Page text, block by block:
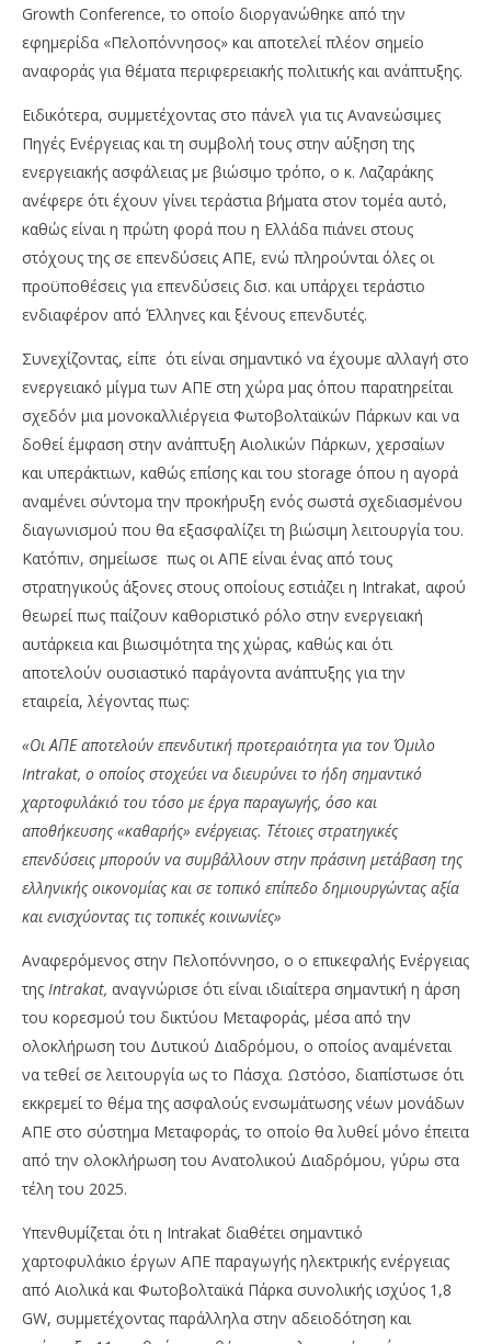
NOW VIEWING
Intrakat: Μοχλός ανάπτυξης για την περιφέρεια,
αποτελούν οι ΑΠΕ
19/03/2023
pressroom
Growth Conference, το οποίο διοργανώθηκε από την
εφημερίδα «Πελοπόννησος» και αποτελεί πλέον σημείο
αναφοράς για θέματα περιφερειακής πολιτικής και ανάπτυξης.
Ειδικότερα, συμμετέχοντας στο πάνελ για τις Ανανεώσιμες
Πηγές Ενέργειας και τη συμβολή τους στην αύξηση της
ενεργειακής ασφάλειας με βιώσιμο τρόπο, ο κ. Λαζαράκης
ανέφερε ότι έχουν γίνει τεράστια βήματα στον τομέα αυτό,
καθώς είναι η πρώτη φορά που η Ελλάδα πιάνει στους
στόχους της σε επενδύσεις ΑΠΕ, ενώ πληρούνται όλες οι
προϋποθέσεις για επενδύσεις δισ. και υπάρχει τεράστιο
ενδιαφέρον από Έλληνες και ξένους επενδυτές.
Συνεχίζοντας, είπε ότι είναι σημαντικό να έχουμε αλλαγή στο
ενεργειακό μίγμα των ΑΠΕ στη χώρα μας όπου παρατηρείται
σχεδόν μια μονοκαλλιέργεια Φωτοβολταϊκών Πάρκων και να
δοθεί έμφαση στην ανάπτυξη Αιολικών Πάρκων, χερσαίων
και υπεράκτιων, καθώς επίσης και του storage όπου η αγορά
αναμένει σύντομα την προκήρυξη ενός σωστά σχεδιασμένου
διαγωνισμού που θα εξασφαλίζει τη βιώσιμη λειτουργία του.
Κατόπιν, σημείωσε πως οι ΑΠΕ είναι ένας από τους
στρατηγικούς άξονες στους οποίους εστιάζει η Intrakat, αφού
θεωρεί πως παίζουν καθοριστικό ρόλο στην ενεργειακή
αυτάρκεια και βιωσιμότητα της χώρας, καθώς και ότι
αποτελούν ουσιαστικό παράγοντα ανάπτυξης για την
εταιρεία, λέγοντας πως:
«Οι ΑΠΕ αποτελούν επενδυτική προτεραιότητα για τον Όμιλο
Intrakat, ο οποίος στοχεύει να διευρύνει το ήδη σημαντικό
χαρτοφυλάκιό του τόσο με έργα παραγωγής, όσο και
αποθήκευσης «καθαρής» ενέργειας. Τέτοιες στρατηγικές
επενδύσεις μπορούν να συμβάλλουν στην πράσινη μετάβαση της
ελληνικής οικονομίας και σε τοπικό επίπεδο δημιουργώντας αξία
και ενισχύοντας τις τοπικές κοινωνίες»
Αναφερόμενος στην Πελοπόννησο, ο ο επικεφαλής Ενέργειας
της Intrakat, αναγνώρισε ότι είναι ιδιαίτερα σημαντική η άρση
του κορεσμού του δικτύου Μεταφοράς, μέσα από την
ολοκλήρωση του Δυτικού Διαδρόμου, ο οποίος αναμένεται
να τεθεί σε λειτουργία ως το Πάσχα. Ωστόσο, διαπίστωσε ότι
εκκρεμεί το θέμα της ασφαλούς ενσωμάτωσης νέων μονάδων
ΑΠΕ στο σύστημα Μεταφοράς, το οποίο θα λυθεί μόνο έπειτα
από την ολοκλήρωση του Ανατολικού Διαδρόμου, γύρω στα
τέλη του 2025.
Υπενθυμίζεται ότι η Intrakat διαθέτει σημαντικό
χαρτοφυλάκιο έργων ΑΠΕ παραγωγής ηλεκτρικής ενέργειας
από Αιολικά και Φωτοβολταϊκά Πάρκα συνολικής ισχύος 1,8
GW, συμμετέχοντας παράλληλα στην αδειοδότηση και